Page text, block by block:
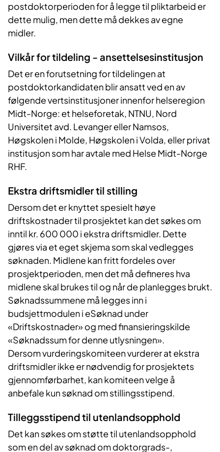
postdoktorperioden for å legge til pliktarbeid er
dette mulig, men dette må dekkes av egne
midler.
Vilkår for tildeling - ansettelsesinstitusjon
Det er en forutsetning for tildelingen at
postdoktorkandidaten blir ansatt ved en av
følgende vertsinstitusjoner innenfor helseregion
Midt-Norge: et helseforetak, NTNU, Nord
Universitet avd. Levanger eller Namsos,
Høgskolen i Molde, Høgskolen i Volda, eller privat
institusjon som har avtale med Helse Midt-Norge
RHF.
Ekstra driftsmidler til stilling
Dersom det er knyttet spesielt høye
driftskostnader til prosjektet kan det søkes om
inntil kr. 600 000 i ekstra driftsmidler. Dette
gjøres via et eget skjema som skal vedlegges
søknaden. Midlene kan fritt fordeles over
prosjektperioden, men det må defineres hva
midlene skal brukes til og når de planlegges brukt.
Søknadssummene må legges inn i
budsjettmodulen i eSøknad under
«Driftskostnader» og med finansieringskilde
«Søknadssum for denne utlysningen».
Dersom vurderingskomiteen vurderer at ekstra
driftsmidler ikke er nødvendig for prosjektets
gjennomførbarhet, kan komiteen velge å
anbefale kun søknad om stillingsstipend.
Tilleggsstipend til utenlandsopphold
Det kan søkes om støtte til utenlandsopphold
som en del av søknad om doktorgrads-,